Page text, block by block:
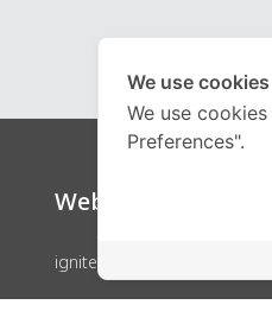
Website
ignite by OnDemand
We use cookies
We use
Preferences".